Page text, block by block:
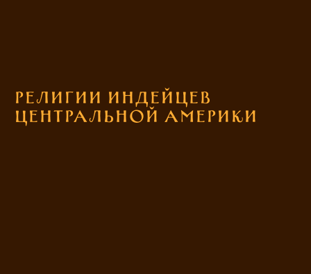
Религии индейцев
Центральной Америки